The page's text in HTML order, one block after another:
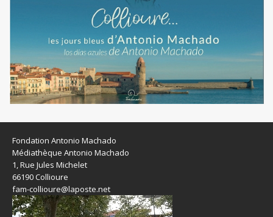
Fondation Antonio Machado
Médiathèque Antonio Machado
1, Rue Jules Michelet
66190 Collioure
fam-collioure@laposte.net